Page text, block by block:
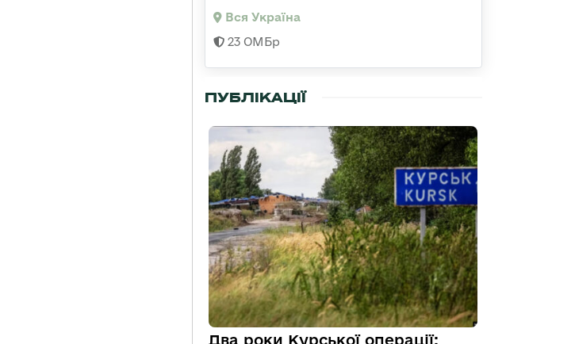
Вся Україна
23 ОМБр
ПУБЛІКАЦІЇ
Два роки Курської операції: